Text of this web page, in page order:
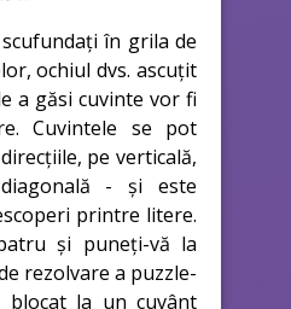
în grila de
ochiul dvs. ascuțit
a găsi cuvinte vor fi
Cuvintele se pot
pe verticală,
- și este
printre litere.
și puneți-vă la
rezolvare a puzzle-
blocat la un cuvânt